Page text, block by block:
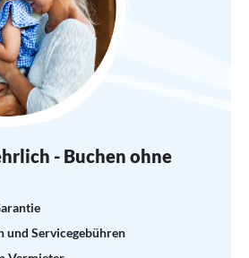
- Buchen ohne
und Servicegebühren